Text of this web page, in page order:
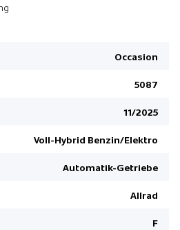
Occasion
5087
11/2025
Voll-Hybrid Benzin/Elektro
Automatik-Getriebe
Allrad
F